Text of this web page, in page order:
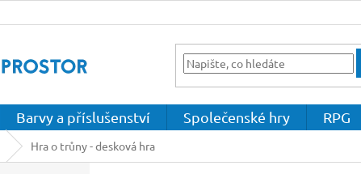
Barvy a příslušenství Společenské hry RPG
Hra o trůny - desková hra